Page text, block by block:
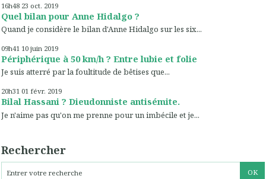
16h48 23 oct. 2019
Quel bilan pour Anne Hidalgo ?
Quand je considère le bilan d'Anne Hidalgo sur les six...
09h41 10 juin 2019
Périphérique à 50 km/h ? Entre lubie et folie
Je suis atterré par la foultitude de bêtises que...
20h31 01 févr. 2019
Bilal Hassani ? Dieudonniste antisémite.
Je n'aime pas qu'on me prenne pour un imbécile et je...
Rechercher